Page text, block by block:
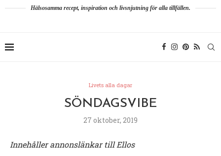
Hälsosamma recept, inspiration och livsnjutning för alla tillfällen.
Livets alla dagar
SÖNDAGSVIBE
27 oktober, 2019
Innehåller annonslänkar till Ellos